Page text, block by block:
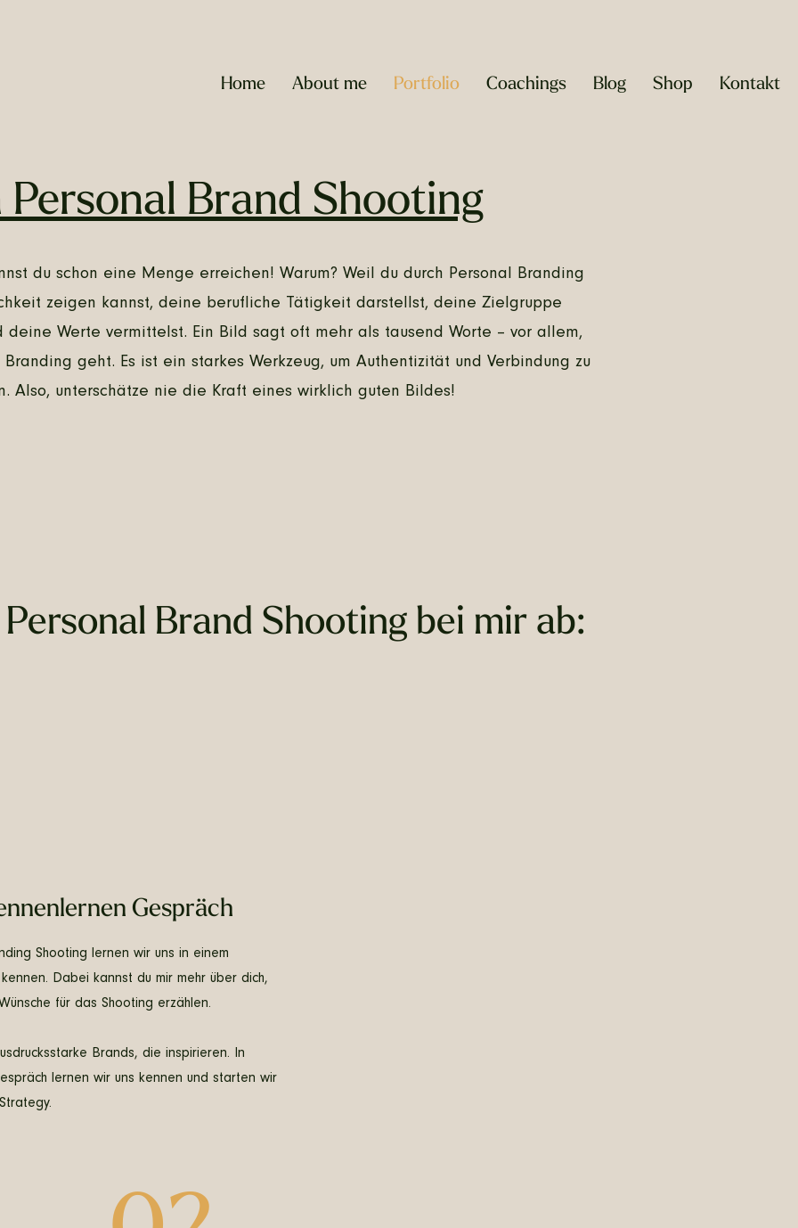
Home About me Portfolio Coachings Blog Shop Kontakt
Personal Brand Shooting
du schon eine Menge erreichen! Warum? Weil du durch Personal Branding
zeigen kannst, deine berufliche Tätigkeit darstellst, deine Zielgruppe
deine Werte vermittelst. Ein Bild sagt oft mehr als tausend Worte – vor allem,
geht. Es ist ein starkes Werkzeug, um Authentizität und Verbindung zu
Also, unterschätze nie die Kraft eines wirklich guten Bildes!
Brand Shooting bei mir ab:
Gespräch
Shooting lernen wir uns in einem
Dabei kannst du mir mehr über dich,
für das Shooting erzählen.
Brands, die inspirieren. In
lernen wir uns kennen und starten wir